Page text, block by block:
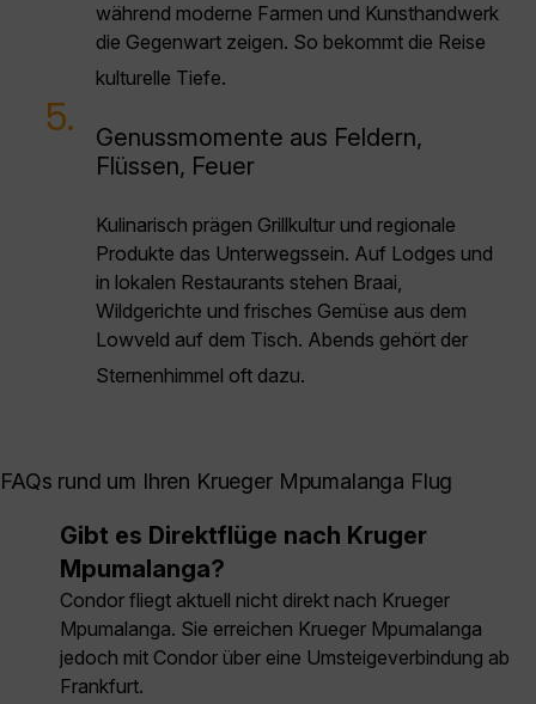
während moderne Farmen und Kunsthandwerk
die Gegenwart zeigen. So bekommt die Reise
kulturelle Tiefe.
5.
Genussmomente aus Feldern,
Flüssen, Feuer
Kulinarisch prägen Grillkultur und regionale
Produkte das Unterwegssein. Auf Lodges und
in lokalen Restaurants stehen Braai,
Wildgerichte und frisches Gemüse aus dem
Lowveld auf dem Tisch. Abends gehört der
Sternenhimmel oft dazu.
FAQs rund um Ihren Krueger Mpumalanga Flug
Gibt es Direktflüge nach Kruger
Mpumalanga?
Condor fliegt aktuell nicht direkt nach Krueger
Mpumalanga. Sie erreichen Krueger Mpumalanga
jedoch mit Condor über eine Umsteigeverbindung ab
Frankfurt.